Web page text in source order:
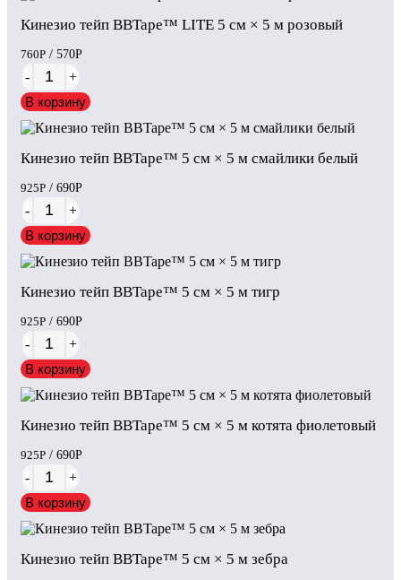
Кинезио тейп BBTape™ LITE 5 см × 5 м розовый
760Р / 570Р
-
+
В корзину
Кинезио тейп BBTape™ 5 см × 5 м смайлики белый
925Р / 690Р
-
+
В корзину
Кинезио тейп BBTape™ 5 см × 5 м тигр
925Р / 690Р
-
+
В корзину
Кинезио тейп BBTape™ 5 см × 5 м котята фиолетовый
925Р / 690Р
-
+
В корзину
Кинезио тейп BBTape™ 5 см × 5 м зебра